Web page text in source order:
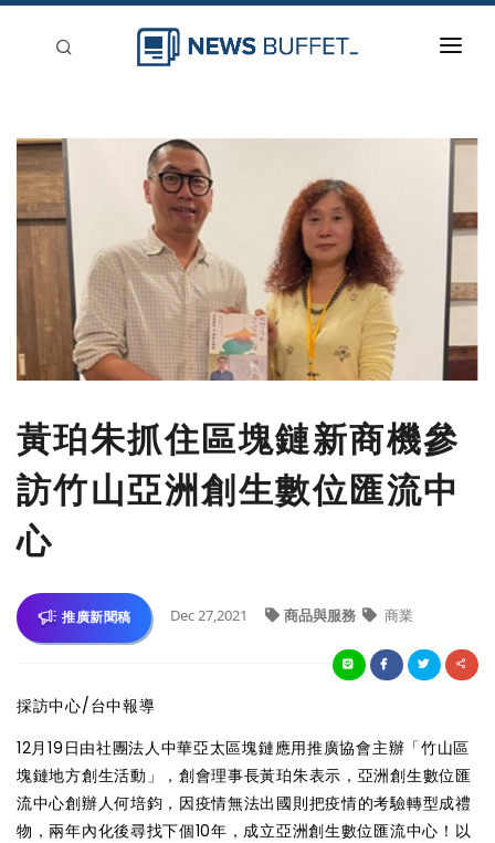
新聞稿分類
刊登
黃珀朱抓住區塊鏈新商機參
訪竹山亞洲創生數位匯流中
心
推廣新聞稿 Dec 27,2021 商品與服務 商業
採訪中心/台中報導
12月19日由社團法人中華亞太區塊鏈應用推廣協會主辦「竹山區
塊鏈地方創生活動」，創會理事長黃珀朱表示，亞洲創生數位匯
流中心創辦人何培鈞，因疫情無法出國則把疫情的考驗轉型成禮
物，兩年內化後尋找下個10年，成立亞洲創生數位匯流中心！以